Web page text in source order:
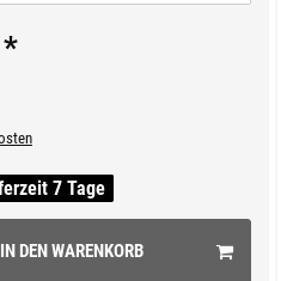
*
7 Tage
IN DEN WARENKORB